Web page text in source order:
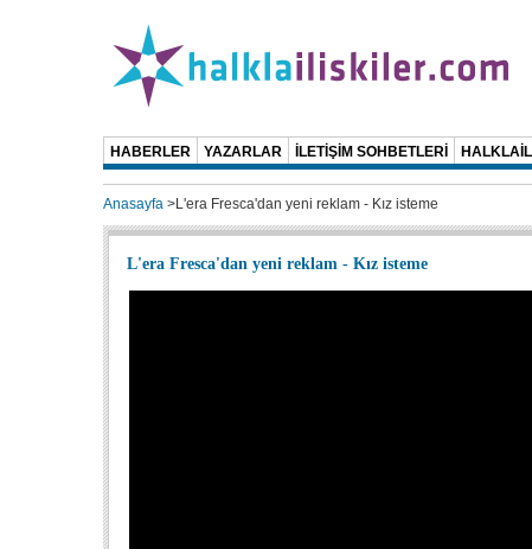
HABERLER YAZARLAR İLETİŞİM SOHBETLERİ
Anasayfa >L'era Fresca'dan yeni reklam - Kız isteme
L'era Fresca'dan yeni reklam - Kız isteme